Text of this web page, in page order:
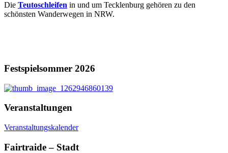
Die Teutoschleifen in und um Tecklenburg gehören zu den
schönsten Wanderwegen in NRW.
Festspielsommer 2026
Veranstaltungen
Veranstaltungskalender
Fairtraide – Stadt